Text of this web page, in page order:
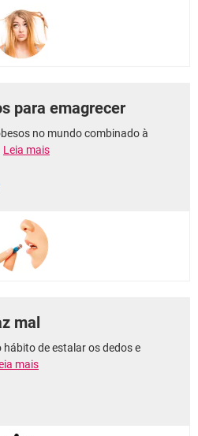
para emagrecer
no mundo combinado à
Leia mais
mal
de estalar os dedos e
mais